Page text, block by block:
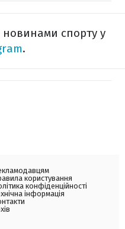
новинами спорту у
.
користування
конфіденційності
інформація